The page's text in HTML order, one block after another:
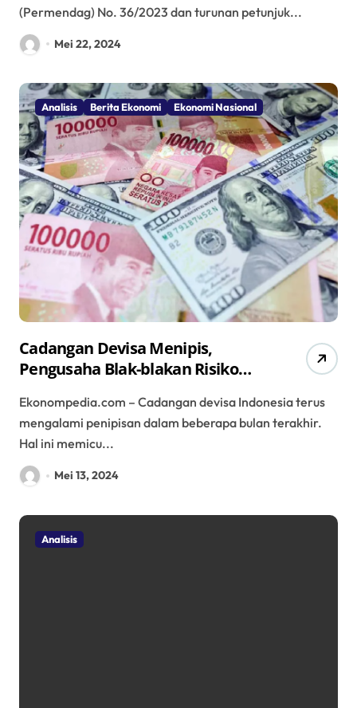
(Permendag) No. 36/2023 dan turunan petunjuk...
Mei 22, 2024
Analisis Berita Ekonomi Ekonomi Nasional
Cadangan Devisa Menipis,
Pengusaha Blak-blakan Risiko
Perekonomian Nasional?
Ekonompedia.com – Cadangan devisa Indonesia terus
mengalami penipisan dalam beberapa bulan terakhir.
Hal ini memicu...
Mei 13, 2024
Analisis